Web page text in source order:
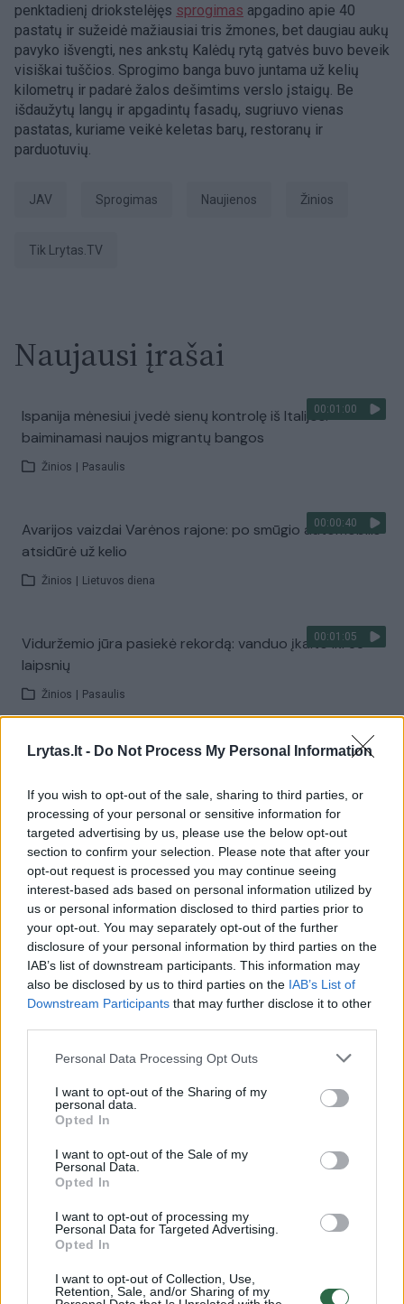
Lrytas.lt - Do Not Process My Personal Information
If you wish to opt-out of the sale, sharing to third parties, or
processing of your personal or sensitive information for
targeted advertising by us, please use the below opt-out
section to confirm your selection. Please note that after your
opt-out request is processed you may continue seeing
interest-based ads based on personal information utilized by
us or personal information disclosed to third parties prior to
your opt-out. You may separately opt-out of the further
disclosure of your personal information by third parties on the
IAB’s list of downstream participants. This information may
also be disclosed by us to third parties on the IAB’s List of
Downstream Participants that may further disclose it to other
Personal Data Processing Opt Outs
I want to opt-out of the Sharing of my
personal data.
Opted In
I want to opt-out of the Sale of my
Personal Data.
Opted In
I want to opt-out of processing my
Personal Data for Targeted Advertising.
Opted In
I want to opt-out of Collection, Use,
Retention, Sale, and/or Sharing of my
penktadienį driokstelėjęs sprogimas apgadino apie 40
pastatų ir sužeidė mažiausiai tris žmones, bet daugiau aukų
pavyko išvengti, nes ankstų Kalėdų rytą gatvės buvo beveik
visiškai tuščios. Sprogimo banga buvo juntama už kelių
kilometrų ir padarė žalos dešimtims verslo įstaigų. Be
išdaužytų langų ir apgadintų fasadų, sugriuvo vienas
pastatas, kuriame veikė keletas barų, restoranų ir
parduotuvių.
JAV sprogimas Naujienos Žinios
tik Lrytas.TV
Naujausi įrašai
00:01:00
Ispanija mėnesiui įvedė sienų kontrolę iš Italijos:
baiminamasi naujos migrantų bangos
Žinios Pasaulis
00:00:40
Avarijos vaizdai Varėnos rajone: po smūgio automobilis
atsidūrė už kelio
Žinios Lietuvos diena
00:01:05
Viduržemio jūra pasiekė rekordą: vanduo įkaito iki 33
laipsnių
Žinios Pasaulis
00:01:20
Politiškai keblus V. Zelenskio vizitas: Serbija žada
Pasaulis
Visi įrašai
Žiūrimiausi įrašai
Savaitės vidurys nusimato karštas: temperatūra kils iki
32 laipsnių šilumos
Žinios | Orai
V. Zalužno pasisakymą laiko bandymu įsitvirtinti
Laidos | Nauja diena